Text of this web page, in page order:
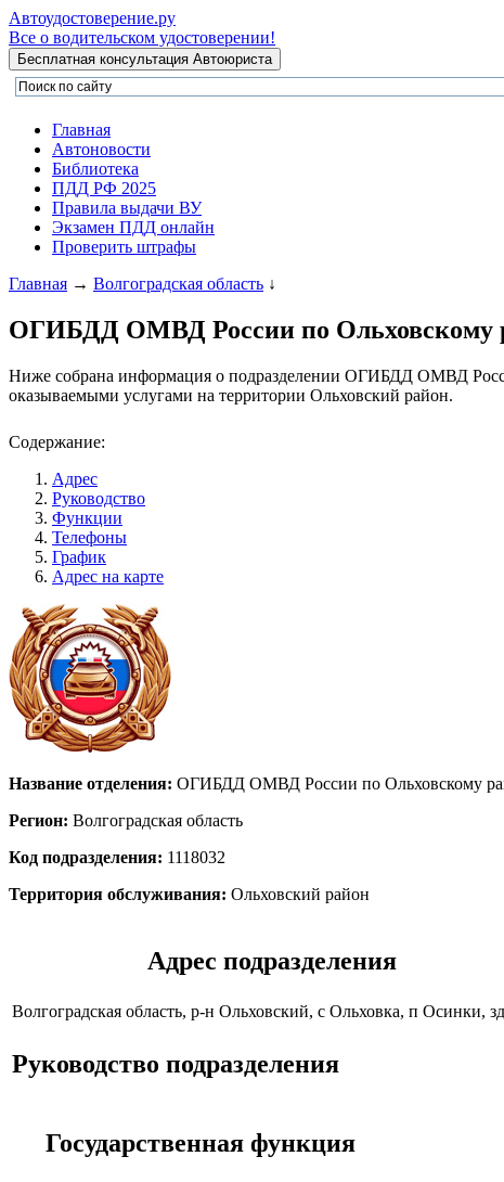
Автоудостоверение.ру
Все о водительском удостоверении!
Главная
Автоновости
Библиотека
ПДД РФ 2025
Правила выдачи ВУ
Экзамен ПДД онлайн
Проверить штрафы
Главная → Волгоградская область ↓
ОГИБДД ОМВД России по Ольховскому
Ниже собрана информация о подразделении ОГИБДД ОМВД
оказываемыми услугами на территории Ольховский район.
Содержание:
Адрес
Руководство
Функции
Телефоны
График
Адрес на карте
Название отделения: ОГИБДД ОМВД России по Ольховскому
Регион: Волгоградская область
Код подразделения: 1118032
Территория обслуживания: Ольховский район
Адрес подразделения
Волгоградская область, р-н Ольховский, с Ольховка, п Осинки,
Руководство подразделения
Государственная функция